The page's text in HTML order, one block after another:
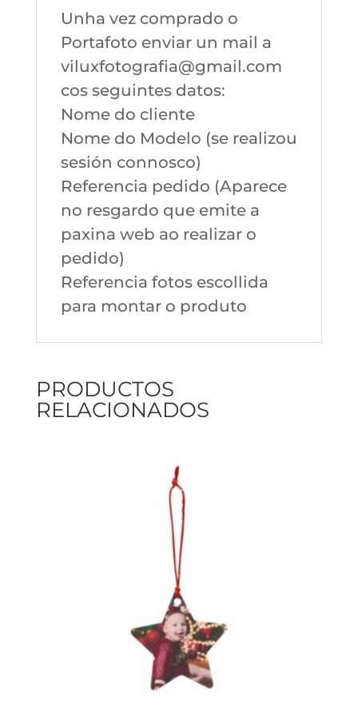
Unha vez comprado o
Portafoto enviar un mail a
viluxfotografia@gmail.com
cos seguintes datos:
Nome do cliente
Nome do Modelo (se realizou
sesión connosco)
Referencia pedido (Aparece
no resgardo que emite a
paxina web ao realizar o
pedido)
Referencia fotos escollida
para montar o produto
PRODUCTOS
RELACIONADOS